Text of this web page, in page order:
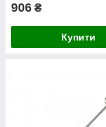
906 ₴
Купити